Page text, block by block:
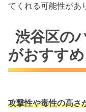
てくれる可能性があ
渋谷区の
がおすすめ
攻撃性や毒性の高さ